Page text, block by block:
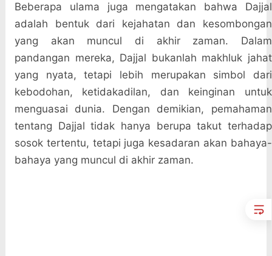
Beberapa ulama juga mengatakan bahwa Dajjal
adalah bentuk dari kejahatan dan kesombongan
yang akan muncul di akhir zaman. Dalam
pandangan mereka, Dajjal bukanlah makhluk jahat
yang nyata, tetapi lebih merupakan simbol dari
kebodohan, ketidakadilan, dan keinginan untuk
menguasai dunia. Dengan demikian, pemahaman
tentang Dajjal tidak hanya berupa takut terhadap
sosok tertentu, tetapi juga kesadaran akan bahaya-
bahaya yang muncul di akhir zaman.